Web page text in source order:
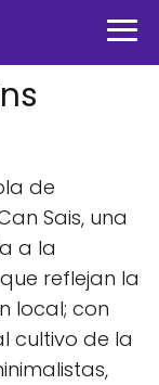
de
Sais, una
a la
reflejan la
local; con
cultivo de la